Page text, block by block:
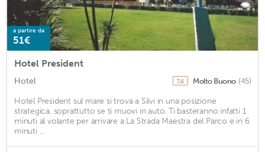
a partire da
51€
Hotel President
Hotel 7,4 Molto Buono (45)
Hotel President sul mare si trova a Silvi in una posizione
strategica, soprattutto se ti muovi in auto. Ti basteranno infatti 1
minuti al volante per arrivare a La Strada Maestra del Parco e in 6
minuti ...